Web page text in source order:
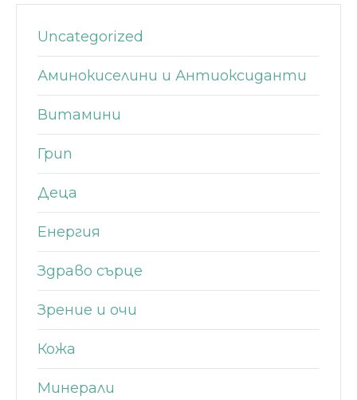
Uncategorized
Аминокиселини и Антиоксиданти
Витамини
Грип
Деца
Енергия
Здраво сърце
Зрение и очи
Кожа
Минерали